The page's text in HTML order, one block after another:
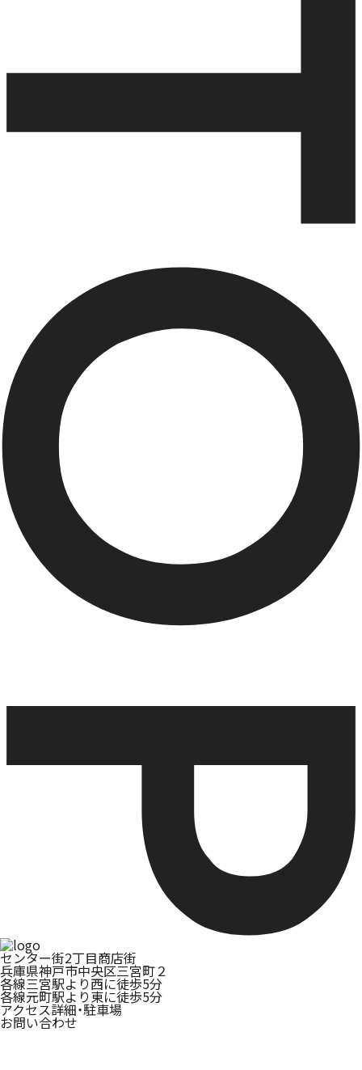
センター街2丁目商店街
兵庫県神戸市中央区三宮町２
各線三宮駅より西に徒歩5分
各線元町駅より東に徒歩5分
アクセス詳細・駐車場
お問い合わせ